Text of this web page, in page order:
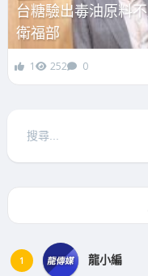
台糖驗出毒油原料
衛福部
1 252 0
搜
1 龍小編